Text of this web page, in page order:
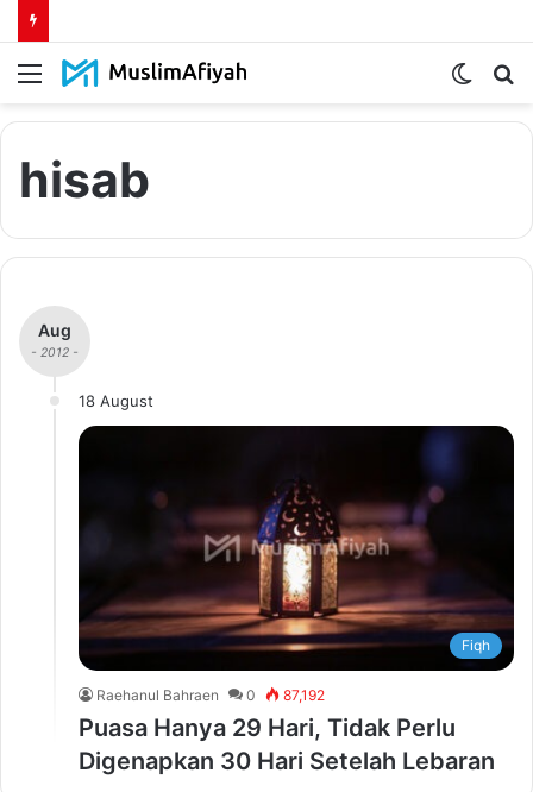
Menu
Switch
hisab
Aug
- 2012 -
18 August
Fiqh
Raehanul Bahraen 0 87,192
Puasa Hanya 29 Hari, Tidak Perlu
Digenapkan 30 Hari Setelah Lebaran